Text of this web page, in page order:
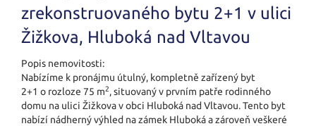
zrekonstruovaného bytu 2+1 v ulici
Žižkova, Hluboká nad Vltavou
Popis nemovitosti:
Nabízíme k pronájmu útulný, kompletně zařízený byt
2+1 o rozloze 75 m2, situovaný v prvním patře rodinného
domu na ulici Žižkova v obci Hluboká nad Vltavou. Tento byt
nabízí nádherný výhled na zámek Hluboká a zároveň veškeré